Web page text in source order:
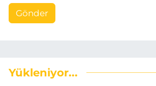
Gönder
Yükleniyor...